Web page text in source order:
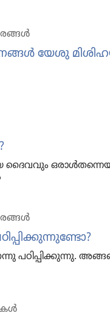
യേശു
ദൈവവും
പഠിപ്പി​ക്കു​ന്നു.